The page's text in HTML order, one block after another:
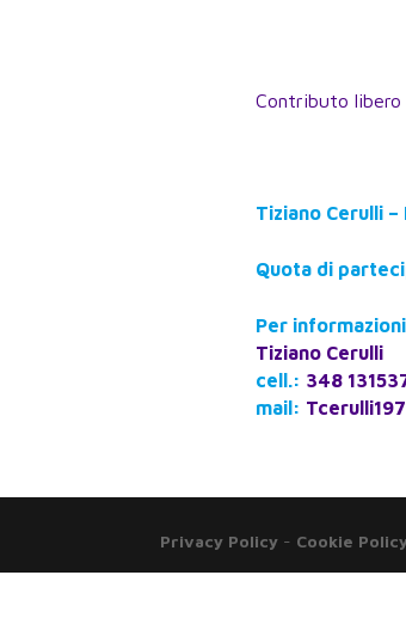
Contributo libero
Tiziano Cerulli –
Quota di
Per
Tiziano Cerulli
cell.: 348
mail:
Privacy Policy - Cookie